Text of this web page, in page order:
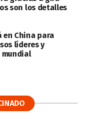
son los detalles
en China para
líderes y